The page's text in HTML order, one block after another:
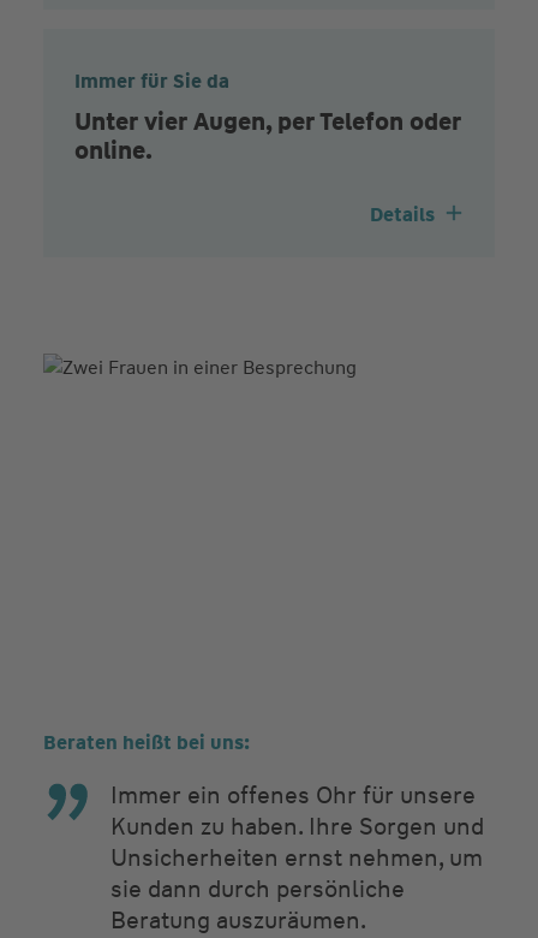
Immer für Sie da
Unter vier Augen, per Telefon oder
online.
Details
Beraten heißt bei uns:
Immer ein offenes Ohr für unsere
Kunden zu haben. Ihre Sorgen und
Unsicherheiten ernst nehmen, um
sie dann durch persönliche
Beratung auszuräumen.